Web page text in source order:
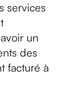
services
un
des
facturé à